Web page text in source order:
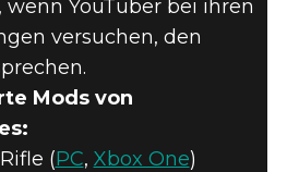
YouTuber bei ihren
versuchen, den
Mods von
(PC, Xbox One)